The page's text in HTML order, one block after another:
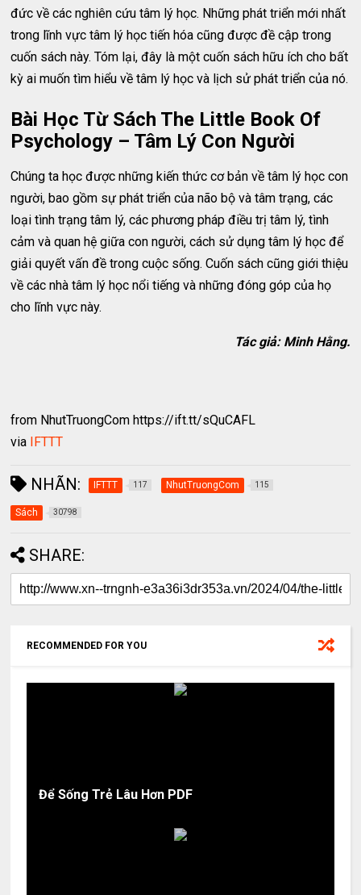
đức về các nghiên cứu tâm lý học. Những phát triển mới nhất
trong lĩnh vực tâm lý học tiến hóa cũng được đề cập trong
cuốn sách này. Tóm lại, đây là một cuốn sách hữu ích cho bất
kỳ ai muốn tìm hiểu về tâm lý học và lịch sử phát triển của nó.
Bài Học Từ Sách The Little Book Of
Psychology – Tâm Lý Con Người
Chúng ta học được những kiến thức cơ bản về tâm lý học con
người, bao gồm sự phát triển của não bộ và tâm trạng, các
loại tình trạng tâm lý, các phương pháp điều trị tâm lý, tình
cảm và quan hệ giữa con người, cách sử dụng tâm lý học để
giải quyết vấn đề trong cuộc sống. Cuốn sách cũng giới thiệu
về các nhà tâm lý học nổi tiếng và những đóng góp của họ
cho lĩnh vực này.
Tác giả: Minh Hằng.
from NhutTruongCom https://ift.tt/sQuCAFL
via IFTTT
NHÃN: IFTTT 117 NhutTruongCom 115
Sách 30798
SHARE:
RECOMMENDED FOR YOU
Để Sống Trẻ Lâu Hơn PDF